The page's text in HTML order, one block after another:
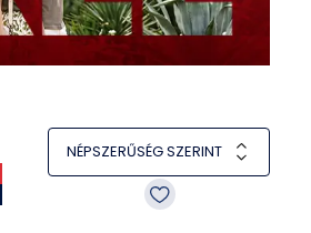
NÉPSZERŰSÉG SZERINT